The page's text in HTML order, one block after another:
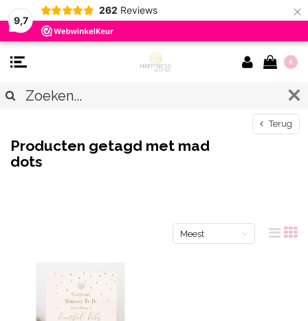
9,7
262 Reviews ×
0
Terug
Producten getagd met mad
dots
Meest